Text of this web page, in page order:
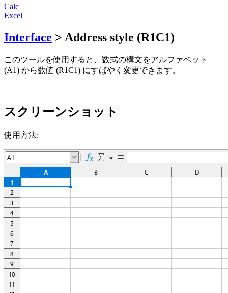
Calc
Excel
Interface > Address style (R1C1)
このツールを使用すると、数式の構文をアルファベット
(A1) から数値 (R1C1) にすばやく変更できます。
スクリーンショット
使用方法: